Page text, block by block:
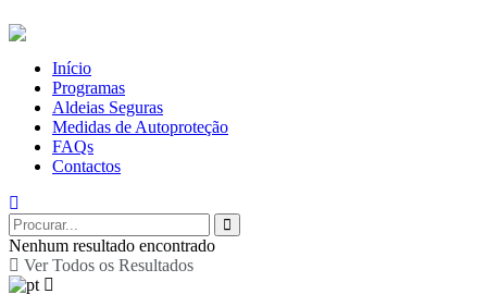
Início
Programas
Aldeias Seguras
Medidas de Autoproteção
FAQs
Contactos
Nenhum resultado encontrado
Ver Todos os Resultados